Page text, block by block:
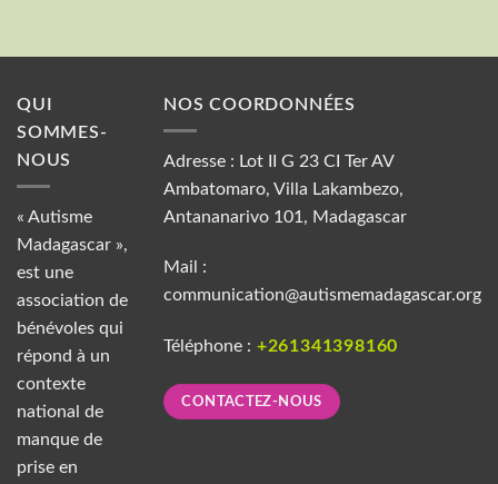
QUI
SOMMES-
NOUS
« Autisme
Madagascar »,
est une
association de
bénévoles qui
répond à un
contexte
national de
manque de
prise en
NOS COORDONNÉES
Adresse : Lot II G 23 CI Ter AV
Ambatomaro, Villa Lakambezo,
Antananarivo 101, Madagascar
Mail :
communication@autismemadagascar.org
Téléphone : +261341398160
CONTACTEZ-NOUS